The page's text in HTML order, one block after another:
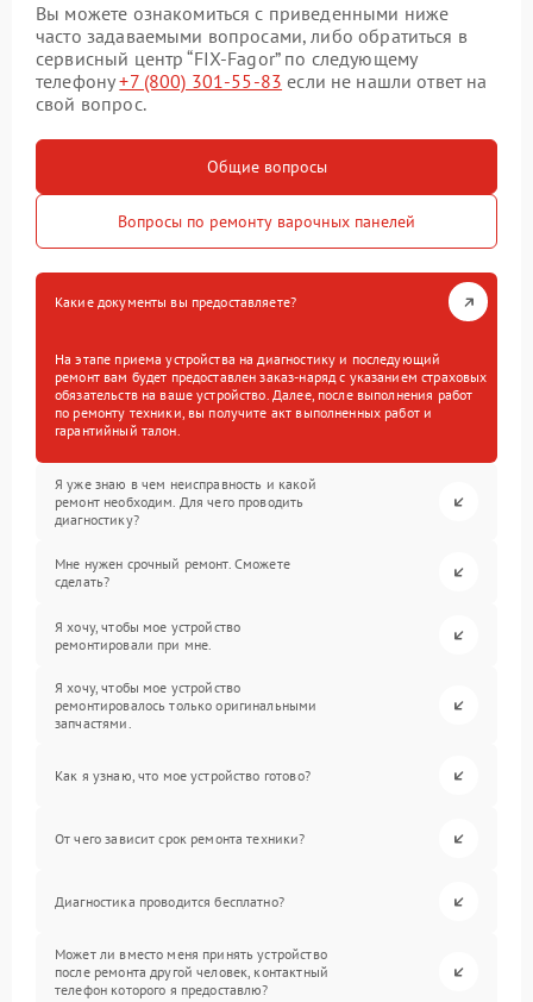
Вы можете ознакомиться с приведенными ниже
часто задаваемыми вопросами, либо обратиться в
сервисный центр “FIX-Fagor” по следующему
телефону+7 (800) 301-55-83 если не нашли ответ на
свой вопрос.
Общие вопросы
Вопросы по ремонту варочных панелей
Какие документы вы предоставляете?
На этапе приема устройства на диагностику и последующий
ремонт вам будет предоставлен заказ-наряд с указанием страховых
обязательств на ваше устройство. Далее, после выполнения работ
по ремонту техники, вы получите акт выполненных работ и
гарантийный талон.
Я уже знаю в чем неисправность и какой
ремонт необходим. Для чего проводить
диагностику?
Мне нужен срочный ремонт. Сможете
сделать?
Я хочу, чтобы мое устройство
ремонтировали при мне.
Я хочу, чтобы мое устройство
ремонтировалось только оригинальными
запчастями.
Как я узнаю, что мое устройство готово?
От чего зависит срок ремонта техники?
Диагностика проводится бесплатно?
Может ли вместо меня принять устройство
после ремонта другой человек, контактный
телефон которого я предоставлю?